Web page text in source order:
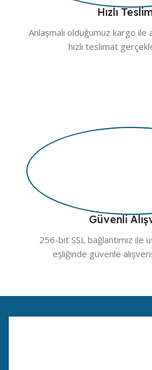
Hızlı
Anlaşmalı olduğumuz kargo ile
hızlı teslimat
Güvenli
256-bit SSL bağlantımız ile
eşliğinde güvenle